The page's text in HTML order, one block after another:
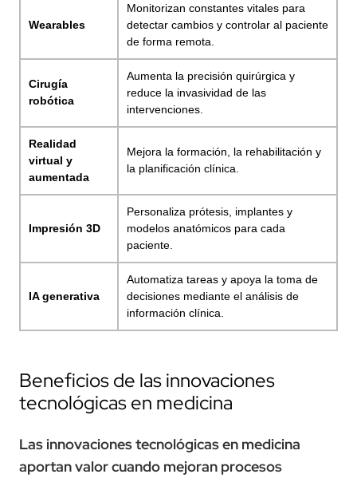
Wearables
Monitorizan constantes vitales para
detectar cambios y controlar al paciente
de forma remota.
Cirugía
robótica
Aumenta la precisión quirúrgica y
reduce la invasividad de las
intervenciones.
Realidad
virtual y
aumentada
Mejora la formación, la rehabilitación y
la planificación clínica.
Impresión 3D
Personaliza prótesis, implantes y
modelos anatómicos para cada
paciente.
IA generativa
Automatiza tareas y apoya la toma de
decisiones mediante el análisis de
información clínica.
Beneficios de las innovaciones
tecnológicas en medicina
Las innovaciones tecnológicas en medicina
aportan valor cuando mejoran procesos